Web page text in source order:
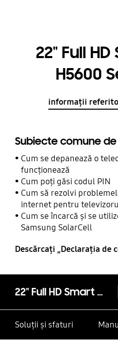
22" Full
H5600
informații
Subiecte comune
Cum se depanează o
funcționează
Cum poți găsi codul PIN
Cum să rezolvi
internet pentru
Cum se încarcă și se
Samsung SolarCell
Descărcaţi „Declaraţia de
22" Full HD Smart TV H5600 Series 5
Soluții și sfaturi